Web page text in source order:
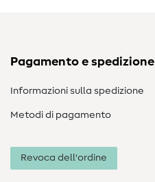
Pagamento e spedizione
Informazioni sulla spedizione
Metodi di pagamento
Revoca dell'ordine